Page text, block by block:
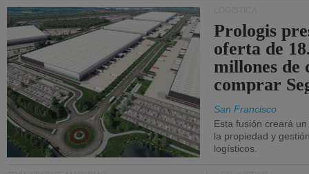
Prologis
oferta de
millones de
comprar
San Francisco
Esta fusión creará
la propiedad y
logísticos.